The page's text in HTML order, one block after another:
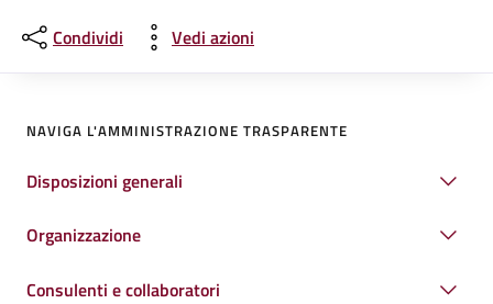
Condividi Vedi azioni
NAVIGA L'AMMINISTRAZIONE TRASPARENTE
Disposizioni generali
Organizzazione
Consulenti e collaboratori